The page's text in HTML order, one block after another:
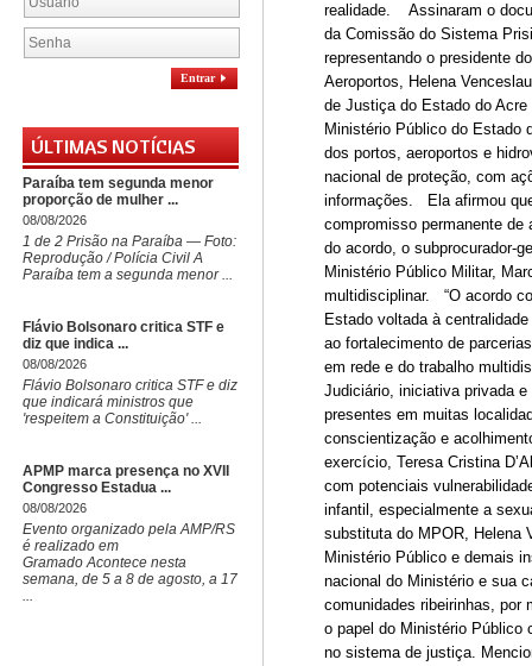
Entrar
ÚLTIMAS NOTÍCIAS
Paraíba tem segunda menor
proporção de mulher ...
08/08/2026
1 de 2 Prisão na Paraíba — Foto:
Reprodução / Polícia Civil A
Paraíba tem a segunda menor ...
Flávio Bolsonaro critica STF e
diz que indica ...
08/08/2026
Flávio Bolsonaro critica STF e diz
que indicará ministros que
'respeitem a Constituição' ...
APMP marca presença no XVII
Congresso Estadua ...
08/08/2026
Evento organizado pela AMP/RS
é realizado em
Gramado Acontece nesta
semana, de 5 a 8 de agosto, a 17
...
realidade. Assinaram o
da Comissão do Sistema
representando o presidente
Aeroportos, Helena
de Justiça do Estado do
Ministério Público do
dos portos, aeroportos e
nacional de proteção, com
informações. Ela afirmou
compromisso permanente
do acordo, o subprocurador-
Ministério Público Militar,
multidisciplinar. “O acordo
Estado voltada à
ao fortalecimento de
em rede e do trabalho
Judiciário, iniciativa privada
presentes em muitas
conscientização e
exercício, Teresa Cristina
com potenciais
infantil, especialmente a
substituta do MPOR, Helena
Ministério Público e demais
nacional do Ministério e sua
comunidades ribeirinhas,
o papel do Ministério
no sistema de justiça.